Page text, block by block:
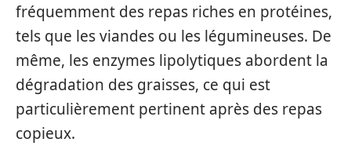
fréquemment des repas riches en protéines,
tels que les viandes ou les légumineuses. De
même, les enzymes lipolytiques abordent la
dégradation des graisses, ce qui est
particulièrement pertinent après des repas
copieux.